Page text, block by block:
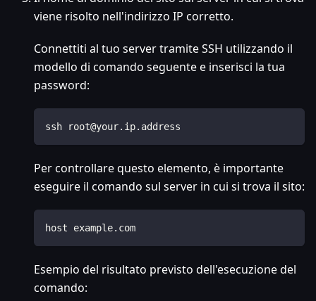
viene risolto nell'indirizzo IP corretto.
Connettiti al tuo server tramite SSH utilizzando il
modello di comando seguente e inserisci la tua
password:
ssh root@your.ip.address
Per controllare questo elemento, è importante
eseguire il comando sul server in cui si trova il sito:
host example.com
Esempio del risultato previsto dell'esecuzione del
comando: